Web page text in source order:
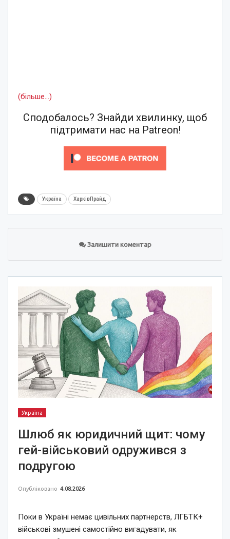
(більше…)
Сподобалось? Знайди хвилинку, щоб
підтримати нас на Patreon!
Україна ХарківПрайд
Залишити коментар
Україна
Шлюб як юридичний щит: чому
гей-військовий одружився з
подругою
Опубліковано 4.08.2026
Поки в Україні немає цивільних партнерств, ЛГБТК+
військові змушені самостійно вигадувати, як